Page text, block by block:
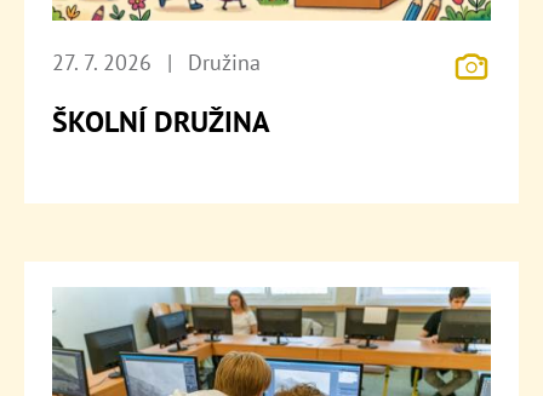
27. 7. 2026 | Družina
ŠKOLNÍ DRUŽINA